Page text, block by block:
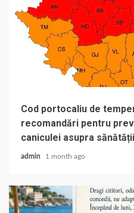
Cod portocaliu de
recomandări pentru
caniculei asupra sănătății
admin 1 month ago